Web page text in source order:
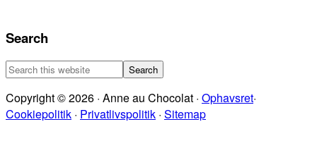
Search
Search
website
Copyright © 2026 · Anne au Chocolat · Ophavsret·
Cookiepolitik · Privatlivspolitik · Sitemap